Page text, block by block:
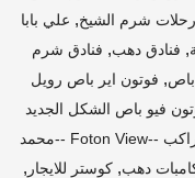
شرم الشيخ, علي بابا
, فنادق دهب, فنادق شرم
باص, فوتون اير باص رويل
فيو باص الشكل الجديد
فوتون فيو باص الشكل الجديد 15 راكب --Foton View --محمد
دهب, كوستر للايجار ,